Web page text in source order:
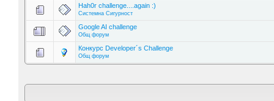
Hah0r challenge....again :)
Системна Сигурност
Google AI challenge
Общ форум
Конкурс Developer´s Challenge
Общ форум